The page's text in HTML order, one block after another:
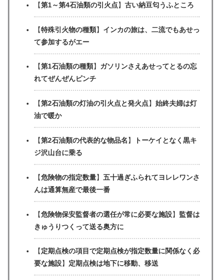
【第1～第4石油類の引火点】 古い納豆匂うふところ
【特殊引火物の種類】 インカの旅は、二流でもあせっ
て参加するがエー
【第1石油類の種類】 ガソリンさえあせってとるの忘
れてぜんぜんピンチ
【第2石油類の灯油の引火点と発火点】 始終夫婦は灯
油で暖か
【第2石油類の代表的な物品名】
トーケイとなく黒キ
ジ沢山台に乗る
【危険物の指定数量】 五十過ぎふられてヨレレワンさ
んは通算無産で最後一番
【危険物保安監督者の選任が常に必要な施設】 監督は
きゅうりつくって送る奥方に
【定期点検の項目で定期点検が指定数量に関係なく必
要な施設】 定期点検は地下に移動、移送